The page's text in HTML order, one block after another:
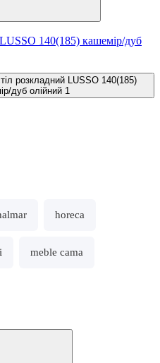
140(185) кашемір/дуб
horeca
meble cama